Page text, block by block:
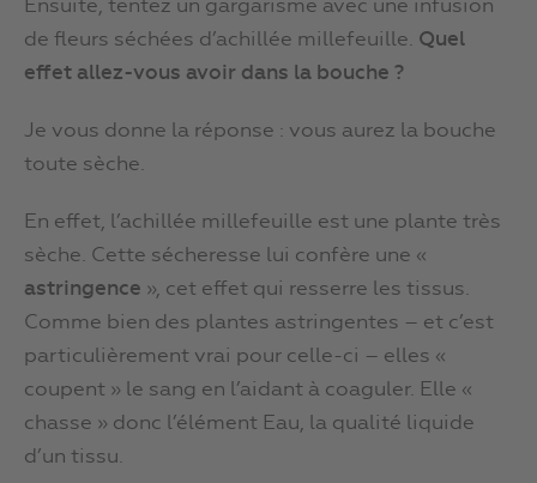
Ensuite, tentez un gargarisme avec une infusion
de fleurs séchées d’achillée millefeuille. Quel
effet allez-vous avoir dans la bouche ?
Je vous donne la réponse : vous aurez la bouche
toute sèche.
En effet, l’achillée millefeuille est une plante très
sèche. Cette sécheresse lui confère une «
astringence », cet effet qui resserre les tissus.
Comme bien des plantes astringentes – et c’est
particulièrement vrai pour celle-ci – elles «
coupent » le sang en l’aidant à coaguler. Elle «
chasse » donc l’élément Eau, la qualité liquide
d’un tissu.